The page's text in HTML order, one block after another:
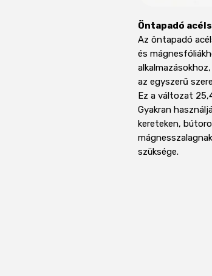
Öntapadó
Az öntapadó
és
az egyszerű
Ez a változat
Gyakran
kereteken,
szüksége.